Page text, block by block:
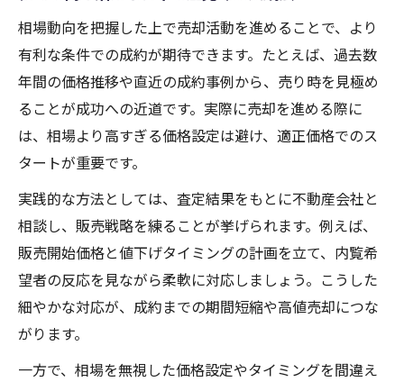
相場動向を把握した上で売却活動を進めることで、より
有利な条件での成約が期待できます。たとえば、過去数
年間の価格推移や直近の成約事例から、売り時を見極め
ることが成功への近道です。実際に売却を進める際に
は、相場より高すぎる価格設定は避け、適正価格でのス
タートが重要です。
実践的な方法としては、査定結果をもとに不動産会社と
相談し、販売戦略を練ることが挙げられます。例えば、
販売開始価格と値下げタイミングの計画を立て、内覧希
望者の反応を見ながら柔軟に対応しましょう。こうした
細やかな対応が、成約までの期間短縮や高値売却につな
がります。
一方で、相場を無視した価格設定やタイミングを間違え